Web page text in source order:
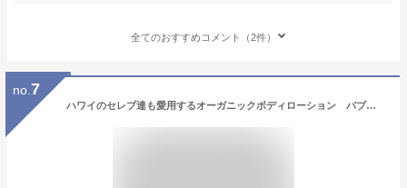
全てのおすすめコメント（2件）
no. 7
ハワイのセレブ達も愛用するオーガニックボディローション バブルシャック シルキーボディローション （リリコイシェイブアイス） アメリカン雑貨 アメリカ雑貨 ハワイアン雑貨 ハワイ雑貨 ハワイグッズ ハワイアングッズ